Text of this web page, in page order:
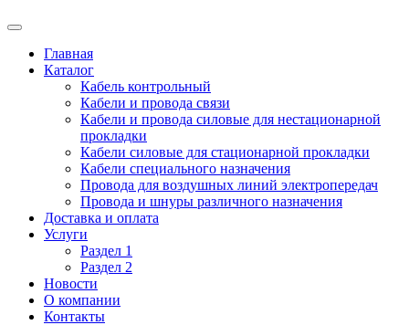
Главная
Каталог
Кабель контрольный
Кабели и провода связи
Кабели и провода силовые для нестационарной
прокладки
Кабели силовые для стационарной прокладки
Кабели специального назначения
Провода для воздушных линий электропередач
Провода и шнуры различного назначения
Доставка и оплата
Услуги
Раздел 1
Раздел 2
Новости
О компании
Контакты